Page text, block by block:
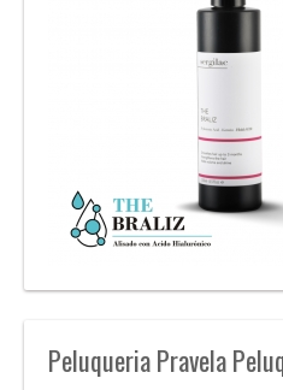
Peluqueria Pravela